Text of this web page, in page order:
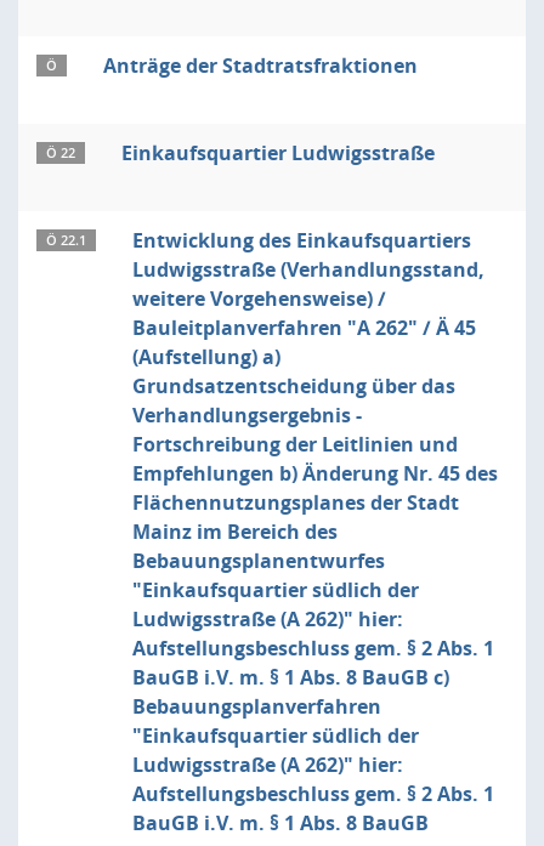
Ö Anträge der Stadtratsfraktionen
Ö 22 Einkaufsquartier Ludwigsstraße
Ö 22.1
Entwicklung des Einkaufsquartiers
Ludwigsstraße (Verhandlungsstand,
weitere Vorgehensweise) /
Bauleitplanverfahren "A 262" / Ä 45
(Aufstellung) a)
Grundsatzentscheidung über das
Verhandlungsergebnis -
Fortschreibung der Leitlinien und
Empfehlungen b) Änderung Nr. 45 des
Flächennutzungsplanes der Stadt
Mainz im Bereich des
Bebauungsplanentwurfes
"Einkaufsquartier südlich der
Ludwigsstraße (A 262)" hier:
Aufstellungsbeschluss gem. § 2 Abs. 1
BauGB i.V. m. § 1 Abs. 8 BauGB c)
Bebauungsplanverfahren
"Einkaufsquartier südlich der
Ludwigsstraße (A 262)" hier:
Aufstellungsbeschluss gem. § 2 Abs. 1
BauGB i.V. m. § 1 Abs. 8 BauGB